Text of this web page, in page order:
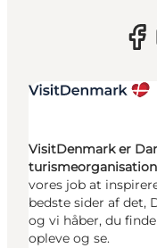
VisitDenmark er
vores job at
bedste sider af det,
og vi håber, du
opleve og se.